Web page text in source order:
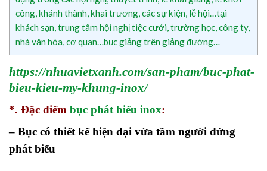
công, khánh thành, khai trương, các sự kiện, lễ hội…tại
khách sạn, trung tâm hội nghị tiệc cưới, trường học, công ty,
nhà văn hóa, cơ quan…bục giảng trên giảng đường…
https://nhuavietxanh.com/san-pham/buc-phat-
bieu-kieu-my-khung-inox/
*. Đặc điểm bục phát biểu inox:
– Bục có thiết kế hiện đại vừa tầm người đứng
phát biểu